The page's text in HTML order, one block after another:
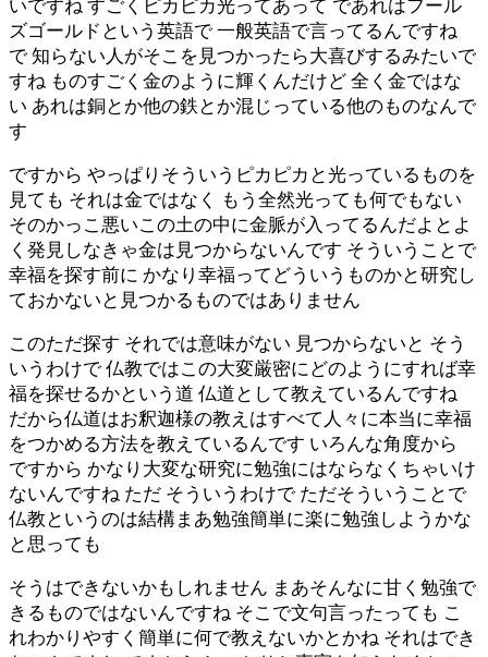
いですね すごくピカピカ光ってあって であれはフール
ズゴールドという英語で 一般英語で言ってるんですね
で 知らない人がそこを見つかったら大喜びするみたいで
すね ものすごく金のように輝くんだけど 全く金ではな
い あれは銅とか他の鉄とか混じっている他のものなんで
す
ですから やっぱりそういうピカピカと光っているものを
見ても それは金ではなく もう全然光っても何でもない
そのかっこ悪いこの土の中に金脈が入ってるんだよとよ
く発見しなきゃ金は見つからないんです そういうことで
幸福を探す前に かなり幸福ってどういうものかと研究し
ておかないと見つかるものではありません
このただ探す それでは意味がない 見つからないと そう
いうわけで 仏教ではこの大変厳密にどのようにすれば幸
福を探せるかという道 仏道として教えているんですね
だから仏道はお釈迦様の教えはすべて人々に本当に幸福
をつかめる方法を教えているんです いろんな角度から
ですから かなり大変な研究に勉強にはならなくちゃいけ
ないんですね ただ そういうわけで ただそういうことで
仏教というのは結構まあ勉強簡単に楽に勉強しようかな
と思っても
そうはできないかもしれません まあそんなに甘く勉強で
きるものではないんですね そこで文句言ったっても こ
れわかりやすく簡単に何で教えないかとかね それはでき